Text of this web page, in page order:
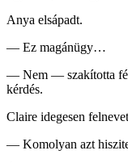
Anya elsápadt.
— Ez magánügy…
— Nem — szakította
kérdés.
Claire idegesen
— Komolyan azt